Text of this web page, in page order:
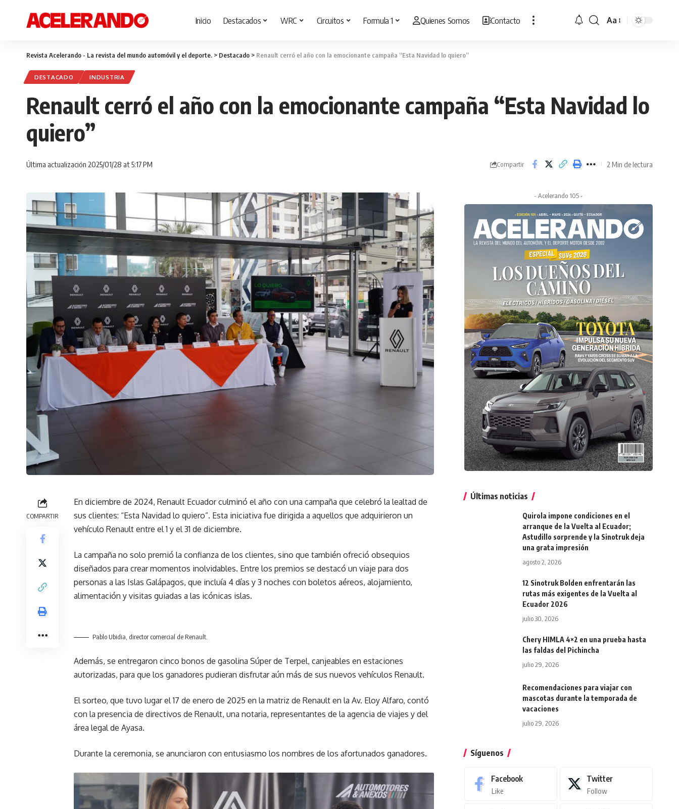
Inicio Destacados WRC Circuitos Formula 1 Quienes Somos Contacto
Cambiar
Aa
Revista Acelerando - La revista del mundo automóvil y el deporte. > Destacado > Renault cerró el año con la emocionante campaña “Esta Navidad lo quiero”
DESTACADO INDUSTRIA
Renault cerró el año con la emocionante campaña “Esta Navidad lo
quiero”
Última actualización 2025/01/28 at 5:17 PM Compartir 2 Min de lectura
COMPARTIR
En diciembre de 2024, Renault Ecuador culminó el año con una campaña que celebró la lealtad de
sus clientes: “Esta Navidad lo quiero”. Esta iniciativa fue dirigida a aquellos que adquirieron un
vehículo Renault entre el 1 y el 31 de diciembre.
La campaña no solo premió la confianza de los clientes, sino que también ofreció obsequios
diseñados para crear momentos inolvidables. Entre los premios se destacó un viaje para dos
personas a las Islas Galápagos, que incluía 4 días y 3 noches con boletos aéreos, alojamiento,
alimentación y visitas guiadas a las icónicas islas.
Pablo Ubidia, director comercial de Renault.
Además, se entregaron cinco bonos de gasolina Súper de Terpel, canjeables en estaciones
autorizadas, para que los ganadores pudieran disfrutar aún más de sus nuevos vehículos Renault.
El sorteo, que tuvo lugar el 17 de enero de 2025 en la matriz de Renault en la Av. Eloy Alfaro, contó
con la presencia de directivos de Renault, una notaria, representantes de la agencia de viajes y del
área legal de Ayasa.
Durante la ceremonia, se anunciaron con entusiasmo los nombres de los afortunados ganadores.
- Acelerando 105 -
Últimas noticias
Quirola impone condiciones en el
arranque de la Vuelta al Ecuador;
Astudillo sorprende y la Sinotruk deja
una grata impresión
agosto 2, 2026
12 Sinotruk Bolden enfrentarán las
rutas más exigentes de la Vuelta al
Ecuador 2026
julio 30, 2026
Chery HIMLA 4×2 en una prueba hasta
las faldas del Pichincha
julio 29, 2026
Recomendaciones para viajar con
mascotas durante la temporada de
vacaciones
julio 29, 2026
Síguenos
Facebook
Like
Twitter
Follow